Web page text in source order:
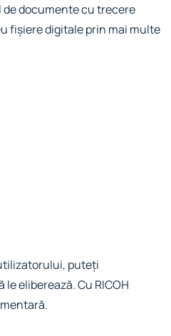
de documente cu trecere
fișiere digitale prin mai multe
puteți
eliberează. Cu RICOH